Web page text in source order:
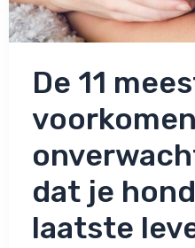
De 11
dat je
laatste